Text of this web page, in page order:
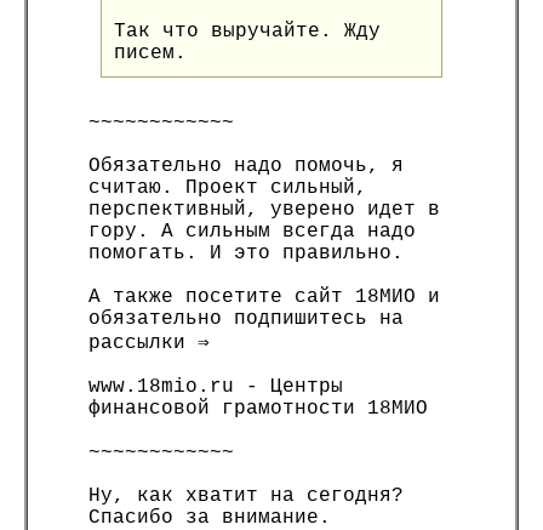
Так что выручайте. Жду
писем.
~~~~~~~~~~~~
Обязательно надо помочь, я
считаю. Проект сильный,
перспективный, уверено идет в
гору. А сильным всегда надо
помогать. И это правильно.
А также посетите сайт 18МИО и
обязательно подпишитесь на
рассылки ⇒
www.18mio.ru - Центры
финансовой грамотности 18МИО
~~~~~~~~~~~~
Ну, как хватит на сегодня?
Спасибо за внимание.